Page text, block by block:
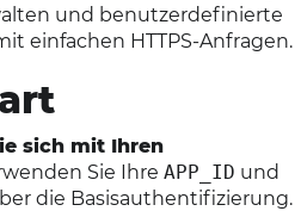
und benutzerdefinierte
einfachen HTTPS-Anfragen.
sich mit Ihren
Sie Ihre APP_ID und
die Basisauthentifizierung.